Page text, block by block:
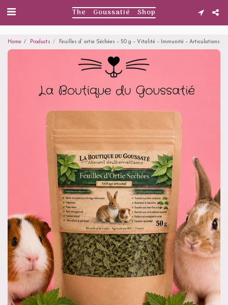
The Goussatié Shop
Home Products Feuilles d’ ortie Séchées – 50 g – Vitalité – Immunité – Articulations